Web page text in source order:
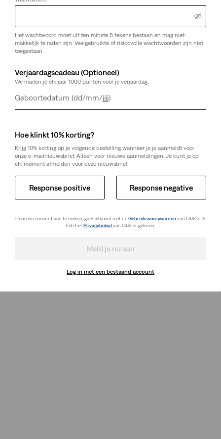
Het wachtwoord moet uit ten minste 8 tekens bestaan en mag niet
makkelijk te raden zijn. Veelgebruikte of risicovolle wachtwoorden zijn niet
toegestaan.
Verjaardagscadeau (Optioneel)
We mailen je elk jaar 1000 punten voor je verjaardag.
Dag
Maand
Jaar
Hoe klinkt 10% korting?
Krijg 10% korting op je volgende bestelling wanneer je je aanmeldt voor
onze e-mailnieuwsbrief. Alleen voor nieuwe aanmeldingen. Je kunt je op
elk moment afmelden voor deze nieuwsbrief.
Response positive Response negative
Door een account aan te maken, ga ik akkoord met deGebruiksvoorwaarden van LS&Co. Ik
heb hetPrivacybeleid van LS&Co. gelezen.
Meld je nu aan
Log in met een bestaand account